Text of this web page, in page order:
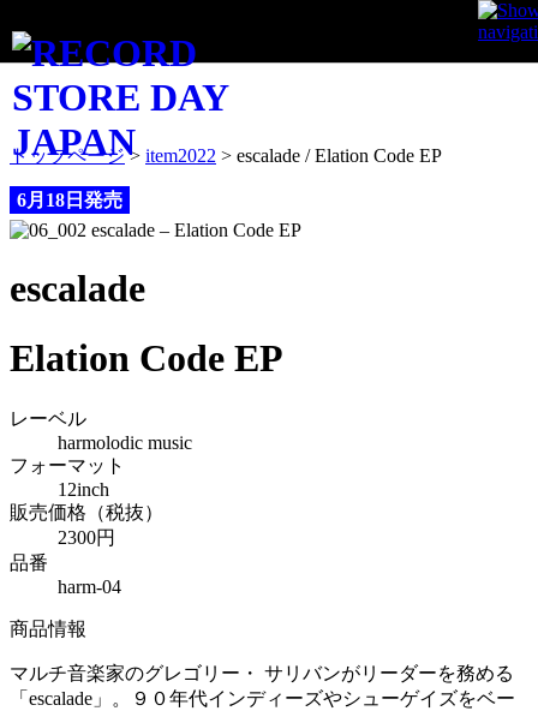
ITEM
トップページ > item2022 > escalade / Elation Code EP
6月18日発売
escalade
Elation Code EP
レーベル
harmolodic music
フォーマット
12inch
販売価格（税抜）
2300円
品番
harm-04
商品情報
マルチ音楽家のグレゴリー・ サリバンがリーダーを務める
「escalade」。９０年代インディーズやシューゲイズをベー